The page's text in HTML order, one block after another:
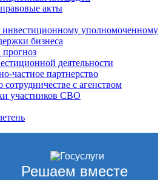
акты
уполномоченному
бизнеса
прогноз
деятельности
частное партнерство
с агенством
участников СВО
Решаем вместе